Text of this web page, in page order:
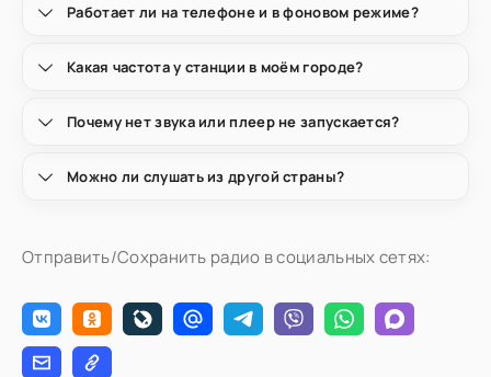
Работает ли на телефоне и в фоновом режиме?
Какая частота у станции в моём городе?
Почему нет звука или плеер не запускается?
Можно ли слушать из другой страны?
Отправить/Сохранить радио в социальных сетях: